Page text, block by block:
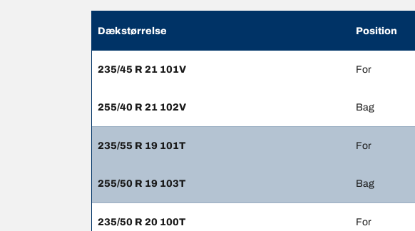
Dækstørrelse Position
235/45 R 21 101V For
255/40 R 21 102V Bag
235/55 R 19 101T For
255/50 R 19 103T Bag
235/50 R 20 100T For